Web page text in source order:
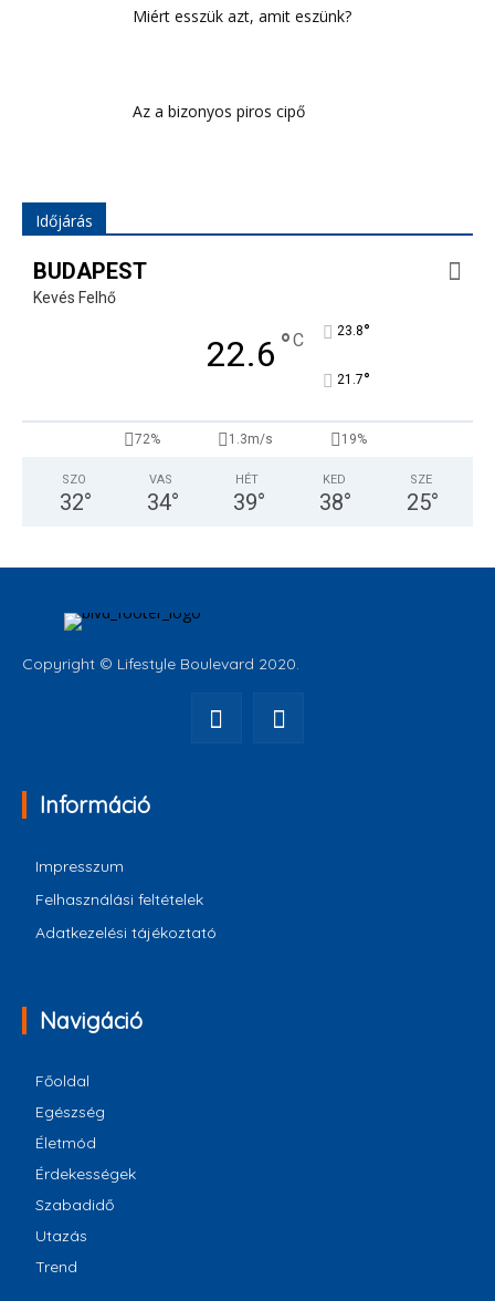
Miért esszük azt, amit eszünk?
Az a bizonyos piros cipő
Időjárás
BUDAPEST
Kevés Felhő
22.6 °C 23.8°
21.7°
72% 1.3m/s 19%
SZO
32°
VAS
34°
HÉT
39°
KED
38°
SZE
25°
Copyright © Lifestyle Boulevard 2020.
Információ
Impresszum
Felhasználási feltételek
Adatkezelési tájékoztató
Navigáció
Főoldal
Egészség
Életmód
Érdekességek
Szabadidő
Utazás
Trend